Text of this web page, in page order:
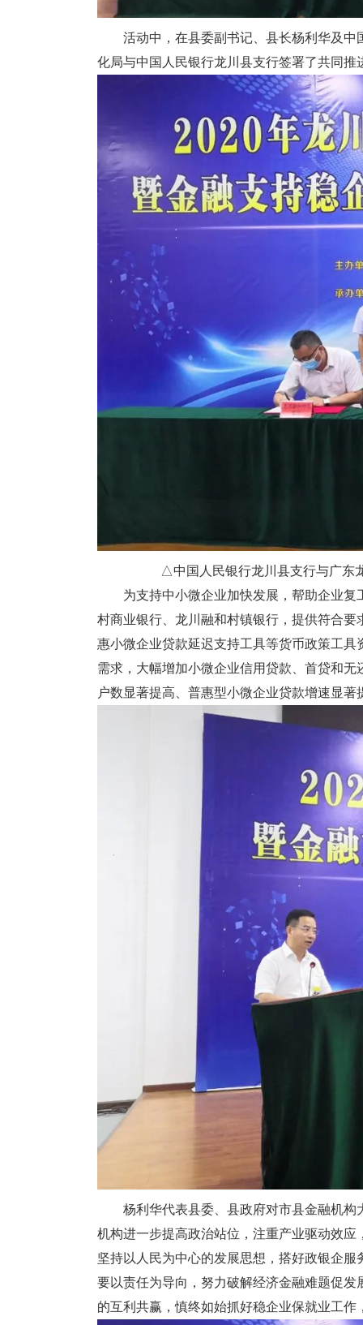
活动中，在县委副书记、县长杨利华及中
化局与中国人民银行龙川县支行签署了共同
△中国人民银行龙川县支行与广东
为支持中小微企业加快发展，帮助企业复
村商业银行、龙川融和村镇银行，提供符合要
惠小微企业贷款延迟支持工具等货币政策工
需求，大幅增加小微企业信用贷款、首贷和
户数显著提高、普惠型小微企业贷款增速显著
杨利华代表县委、县政府对市县金融机构
机构进一步提高政治站位，注重产业驱动效
坚持以人民为中心的发展思想，搭好政银企
要以责任为导向，努力破解经济金融难题促
的互利共赢，慎终如始抓好稳企业保就业工